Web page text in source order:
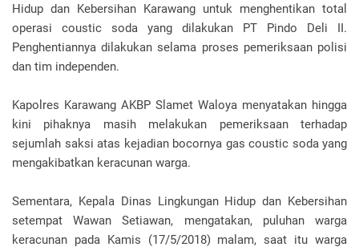
Hidup dan Kebersihan Karawang untuk menghentikan total
operasi coustic soda yang dilakukan PT Pindo Deli II.
Penghentiannya dilakukan selama proses pemeriksaan polisi
dan tim independen.
Kapolres Karawang AKBP Slamet Waloya menyatakan hingga
kini pihaknya masih melakukan pemeriksaan terhadap
sejumlah saksi atas kejadian bocornya gas coustic soda yang
mengakibatkan keracunan warga.
Sementara, Kepala Dinas Lingkungan Hidup dan Kebersihan
setempat Wawan Setiawan, mengatakan, puluhan warga
keracunan pada Kamis (17/5/2018) malam, saat itu warga